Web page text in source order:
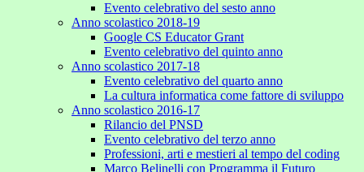
Evento celebrativo del sesto anno
Anno scolastico 2018-19
Google CS Educator Grant
Evento celebrativo del quinto anno
Anno scolastico 2017-18
Evento celebrativo del quarto anno
La cultura informatica come fattore di sviluppo
Anno scolastico 2016-17
Rilancio del PNSD
Evento celebrativo del terzo anno
Professioni, arti e mestieri al tempo del coding
Marco Belinelli con Programma il Futuro